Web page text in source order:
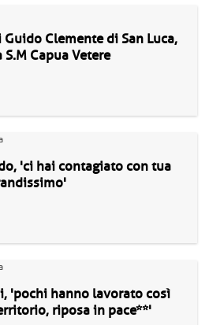
Clemente di San Luca,
Capua Vetere
'ci hai contagiato con tua
'pochi hanno lavorato così
riposa in pace**'